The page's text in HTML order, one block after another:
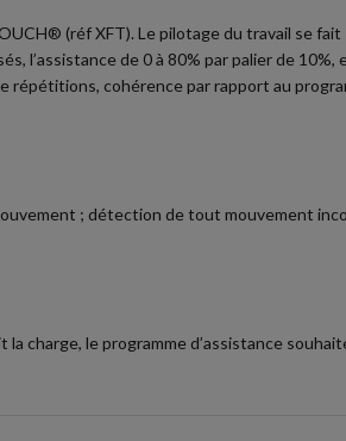
(réf XFT). Le pilotage du travail se
l’assistance de 0 à 80% par palier de
répétitions, cohérence par rapport au
; détection de tout mouvement
charge, le programme d’assistance